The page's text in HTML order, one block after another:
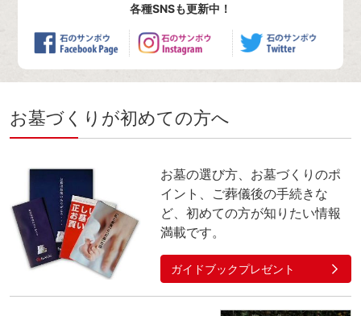
各種SNSも更新中！
お墓づくりが初めての方へ
お墓の選び方、お墓づくりのポ
イント、ご葬儀後の手続きな
ど、初めての方が知りたい情報
満載です。
ガイドブックプレゼント